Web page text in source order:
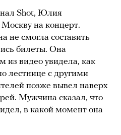
Shot, Юлия
на концерт.
не смогла составить
билеты. Она
из видео увидела, как
лестнице с другими
позже вывел наверх
Мужчина сказал, что
в какой момент она